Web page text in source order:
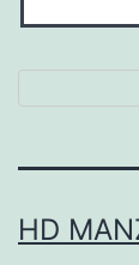
HD